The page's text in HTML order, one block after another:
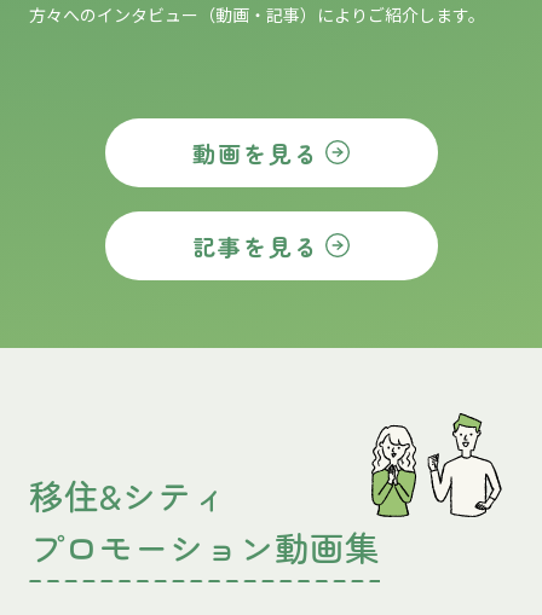
方々へのインタビュー（動画・記事）によりご紹介します。
動画を見る
記事を見る
移住&シティ
プロモーション動画集